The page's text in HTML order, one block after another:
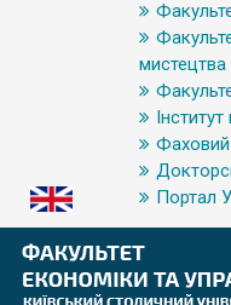
мистецтва
Фаховий
Портал